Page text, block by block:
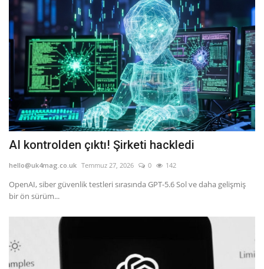
AI kontrolden çıktı! Şirketi hackledi
hello@uk4mag.co.uk Temmuz 27, 2026 0 142
OpenAI, siber güvenlik testleri sırasında GPT-5.6 Sol ve daha gelişmiş
bir ön sürüm...